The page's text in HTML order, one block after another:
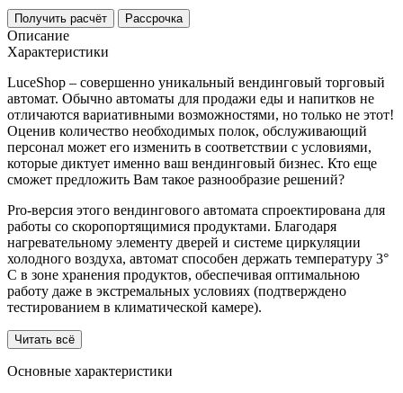
Получить расчёт Рассрочка
Описание
Характеристики
LuceShop – совершенно уникальный вендинговый торговый
автомат. Обычно автоматы для продажи еды и напитков не
отличаются вариативными возможностями, но только не этот!
Оценив количество необходимых полок, обслуживающий
персонал может его изменить в соответствии с условиями,
которые диктует именно ваш вендинговый бизнес. Кто еще
сможет предложить Вам такое разнообразие решений?
Pro-версия этого вендингового автомата спроектирована для
работы со скоропортящимися продуктами. Благодаря
нагревательному элементу дверей и системе циркуляции
холодного воздуха, автомат способен держать температуру 3°
C в зоне хранения продуктов, обеспечивая оптимальною
работу даже в экстремальных условиях (подтверждено
тестированием в климатической камере).
Читать всё
Основные характеристики